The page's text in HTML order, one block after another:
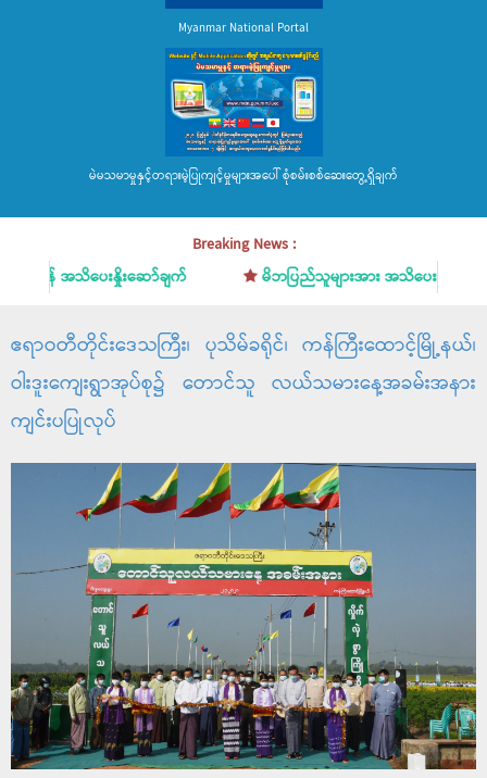
Myanmar National Portal
မဲမသမာမှုနှင့်တရားမဲ့ပြုကျင့်မှုများအပေါ် စုံစမ်းစစ်ဆေးတွေ့ရှိချက်
Breaking News :
အသိပေးနှိုးဆော်ချက်
မိဘပြည်သူများအား အသိပေးနှိုးဆော်ချက်
ဧရာဝတီတိုင်းဒေသကြီး၊ ပုသိမ်ခရိုင်၊ ကန်ကြီးထောင့်မြို့နယ်၊
ဝါးဒူးကျေးရွာအုပ်စု၌ တောင်သူ လယ်သမားနေ့အခမ်းအနား
ကျင်းပပြုလုပ်